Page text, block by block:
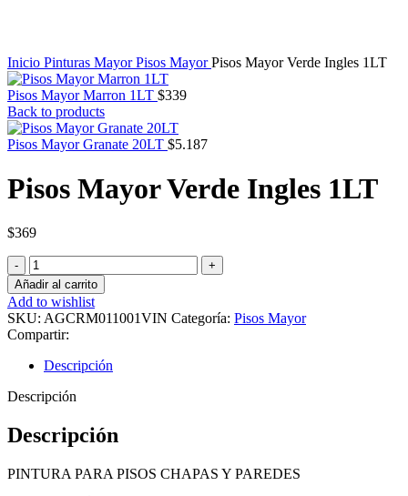
Inicio Pinturas MayorPisos MayorPisos Mayor Verde Ingles 1LT
Pisos Mayor Marron 1LT $339
Back to products
Pisos Mayor Granate 20LT $5.187
Pisos Mayor Verde Ingles 1LT
$369
Pisos
Mayor
Verde
Ingles
1LT
cantidad
Añadir al carrito
Add to wishlist
SKU: AGCRM011001VIN Categoría: Pisos Mayor
Compartir:
Descripción
Descripción
Descripción
PINTURA PARA PISOS CHAPAS Y PAREDES